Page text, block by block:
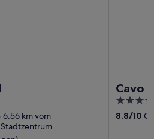
6.56 km vom
Stadtzentrum
Cavo
4
out
8.8/10